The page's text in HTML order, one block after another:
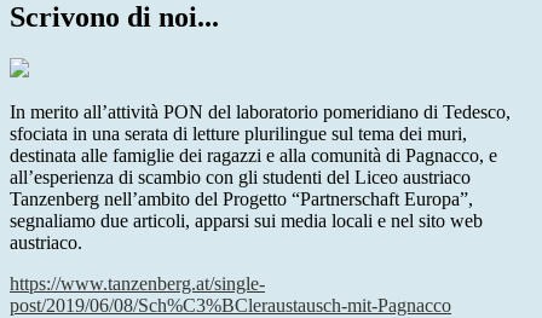
Scrivono di noi...
In merito all’attività PON del laboratorio pomeridiano di Tedesco,
sfociata in una serata di letture plurilingue sul tema dei muri,
destinata alle famiglie dei ragazzi e alla comunità di Pagnacco, e
all’esperienza di scambio con gli studenti del Liceo austriaco
Tanzenberg nell’ambito del Progetto “Partnerschaft Europa”,
segnaliamo due articoli, apparsi sui media locali e nel sito web
austriaco.
https://www.tanzenberg.at/single-
post/2019/06/08/Sch%C3%BCleraustausch-mit-Pagnacco